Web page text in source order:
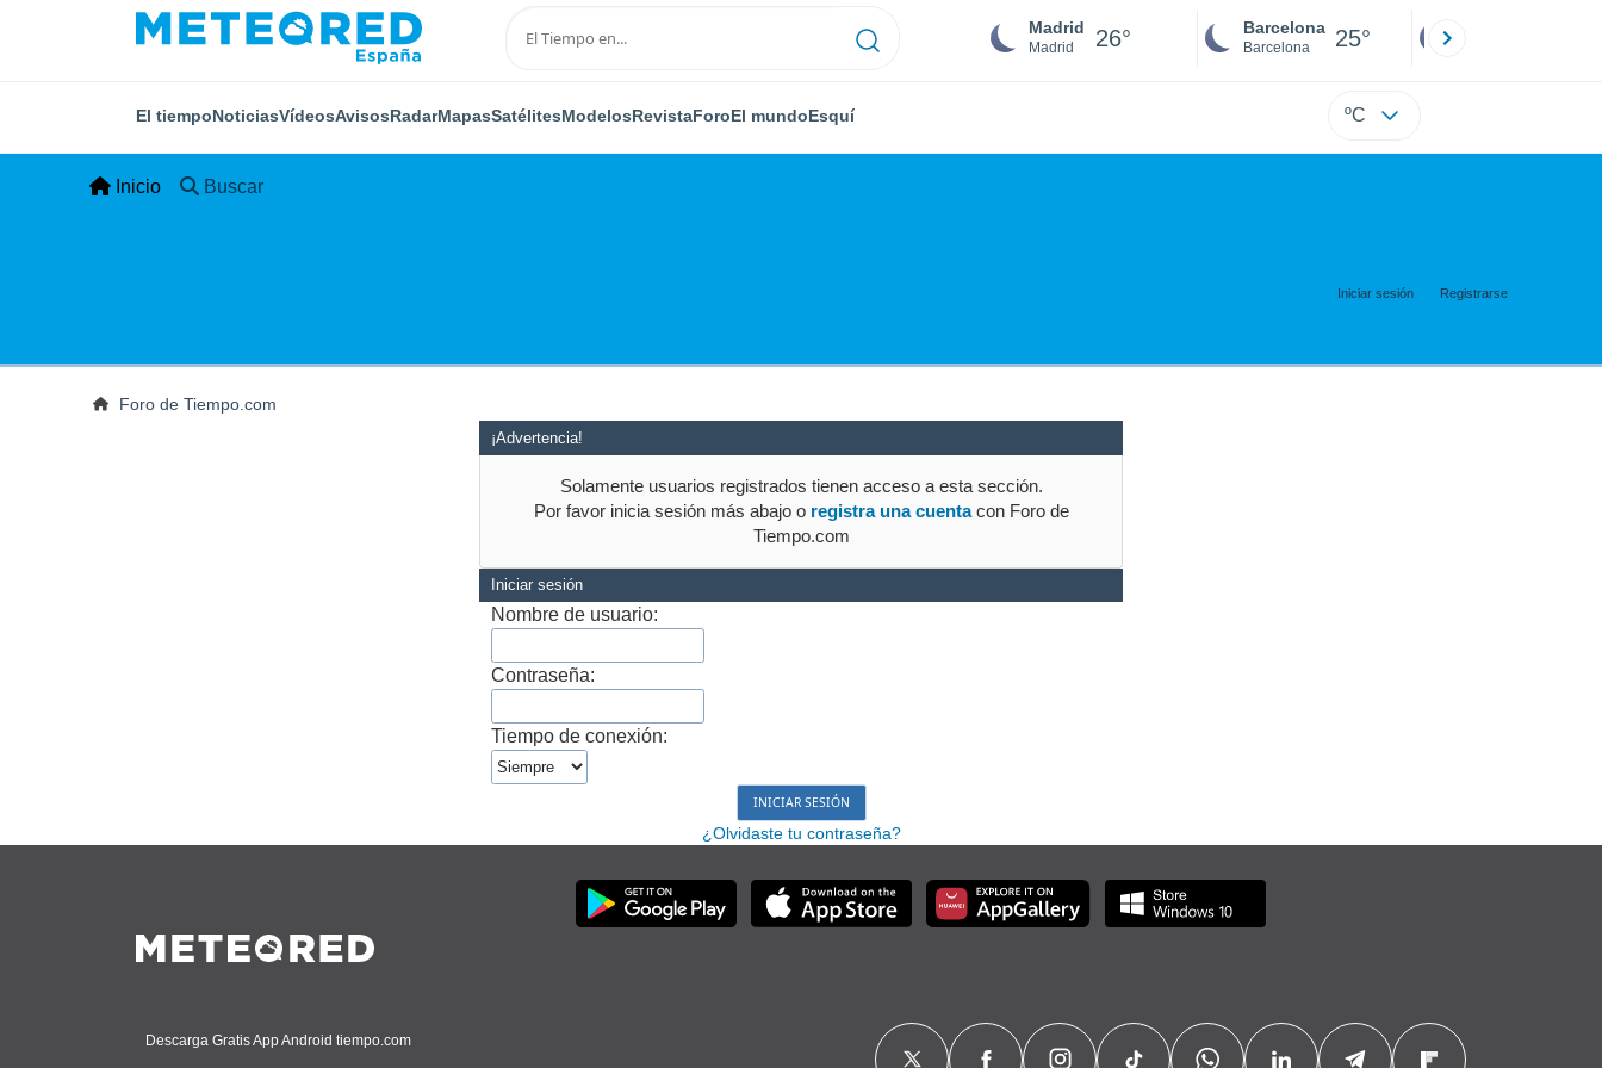
Madrid
Madrid 26° Barcelona
Barcelona 25°
El tiempoNoticiasVídeosAvisosRadarMapasSatélitesModelosRevistaForoEl mundoEsquí ºC
Inicio Buscar
Iniciar sesión Registrarse
Foro de Tiempo.com
¡Advertencia!
Solamente usuarios registrados tienen acceso a esta sección.
Por favor inicia sesión más abajo o registra una cuentacon Foro de
Tiempo.com
Iniciar sesión
Nombre de usuario:
Contraseña:
Tiempo de conexión:
¿Olvidaste tu contraseña?
Descarga Gratis App Android tiempo.com